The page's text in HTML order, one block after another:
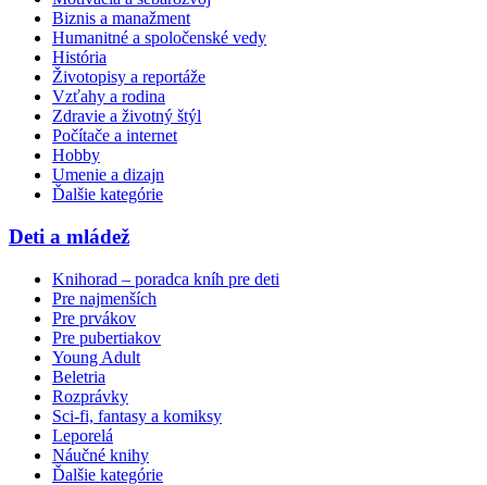
Biznis a manažment
Humanitné a spoločenské vedy
História
Životopisy a reportáže
Vzťahy a rodina
Zdravie a životný štýl
Počítače a internet
Hobby
Umenie a dizajn
Ďalšie kategórie
Deti a mládež
Knihorad – poradca kníh pre deti
Pre najmenších
Pre prvákov
Pre pubertiakov
Young Adult
Beletria
Rozprávky
Sci-fi, fantasy a komiksy
Leporelá
Náučné knihy
Ďalšie kategórie